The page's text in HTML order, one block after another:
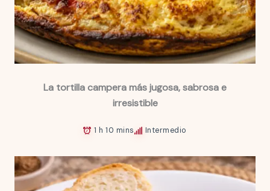
La tortilla campera más jugosa, sabrosa e
irresistible
1 h 10 mins Intermedio